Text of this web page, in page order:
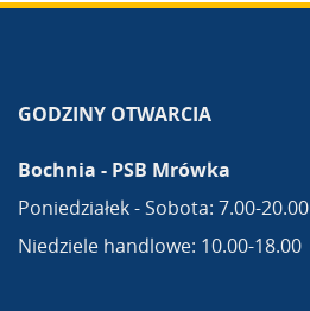
GODZINY OTWARCIA
Bochnia - PSB Mrówka
Poniedziałek - Sobota: 7.00-20.00
Niedziele handlowe: 10.00-18.00